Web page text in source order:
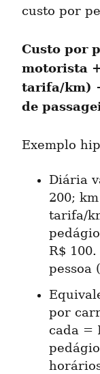
custo por
Custo por
motorista
tarifa/km)
de
Exemplo
Diária
200;
tarifa/
R$
pessoa
por
cada =